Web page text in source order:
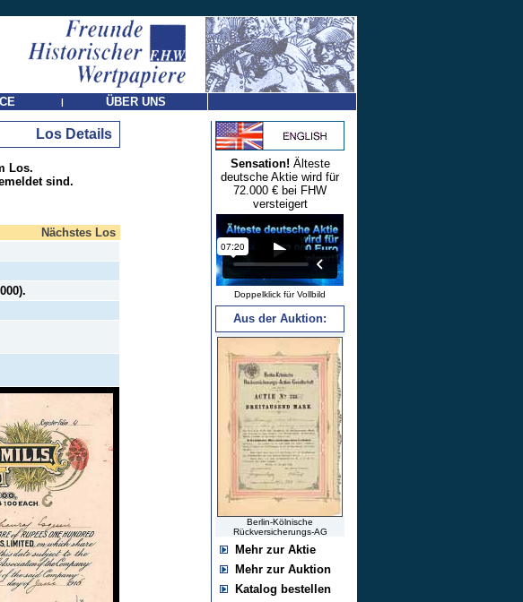
| ÜBER UNS
Los Details
Los.
sind.
Nächstes Los
Sensation! Älteste
deutsche Aktie wird für
72.000 € bei FHW
versteigert
Doppelklick für Vollbild
Aus der Auktion:
Berlin-Kölnische
Rückversicherungs-AG
Mehr zur Aktie
Mehr zur Auktion
Katalog bestellen